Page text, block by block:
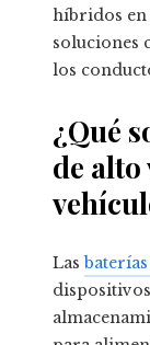
híbridos en
soluciones
los
¿Qué
de alto
Las